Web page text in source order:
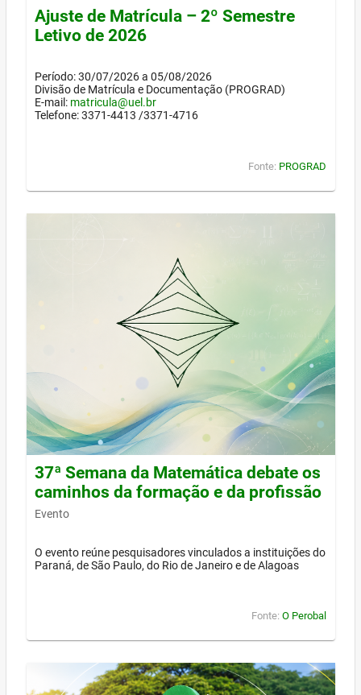
Ajuste de Matrícula – 2º Semestre
Letivo de 2026
Período: 30/07/2026 a 05/08/2026
Divisão de Matrícula e Documentação (PROGRAD)
E-mail: matricula@uel.br
Telefone: 3371-4413 /3371-4716
Fonte: PROGRAD
37ª Semana da Matemática debate os
caminhos da formação e da profissão
Evento
O evento reúne pesquisadores vinculados a instituições do
Paraná, de São Paulo, do Rio de Janeiro e de Alagoas
Fonte: O Perobal